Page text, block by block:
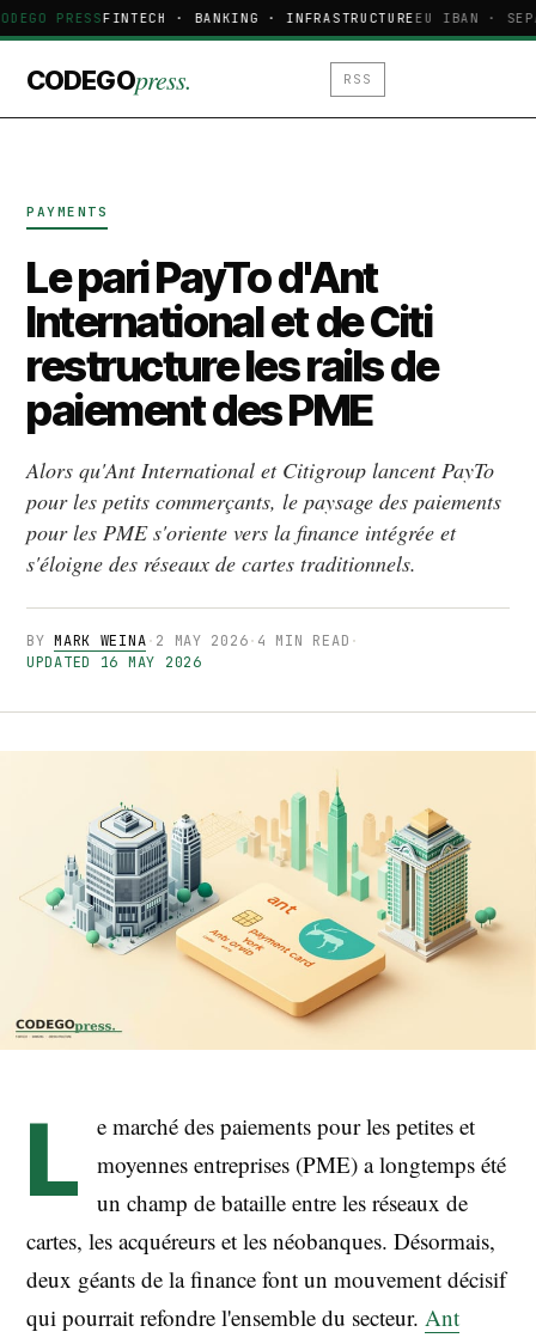
PRESSFINTECH · BANKING · INFRASTRUCTUREEU IBAN ·
CODEGOpress. RSS
PAYMENTS
Le pari PayTo d'Ant
International et de Citi
restructure les rails de
paiement des PME
Alors qu'Ant International et Citigroup lancent PayTo
pour les petits commerçants, le paysage des paiements
pour les PME s'oriente vers la finance intégrée et
s'éloigne des réseaux de cartes traditionnels.
BYMARK WEINA· 2 MAY 2026· 4 MIN READ ·
UPDATED 16 MAY 2026
L
e marché des paiements pour les petites et
moyennes entreprises (PME) a longtemps été
un champ de bataille entre les réseaux de
cartes, les acquéreurs et les néobanques. Désormais,
deux géants de la finance font un mouvement décisif
qui pourrait refondre l'ensemble du secteur. Ant